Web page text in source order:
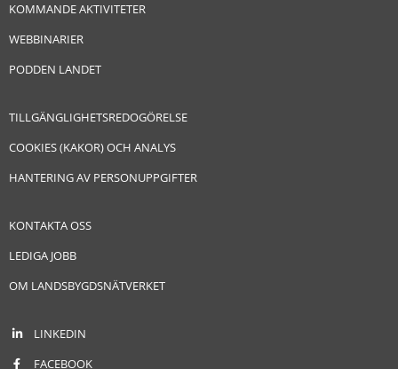
KOMMANDE AKTIVITETER
WEBBINARIER
PODDEN LANDET
TILLGÄNGLIGHETSREDOGÖRELSE
COOKIES (KAKOR) OCH ANALYS
HANTERING AV PERSONUPPGIFTER
KONTAKTA OSS
LEDIGA JOBB
OM LANDSBYGDSNÄTVERKET
LINKEDIN
FACEBOOK